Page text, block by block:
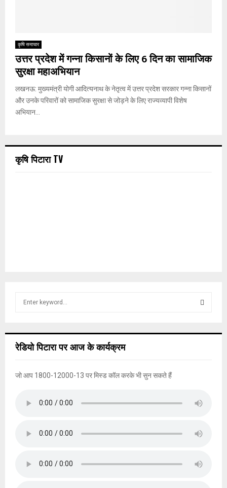
कृषि समाचार
उत्तर प्रदेश में गन्ना किसानों के लिए 6 दिन का सामाजिक
सुरक्षा महाअभियान
लखनऊ: मुख्यमंत्री योगी आदित्यनाथ के नेतृत्व में उत्तर प्रदेश सरकार गन्ना किसानों
और उनके परिवारों को सामाजिक सुरक्षा से जोड़ने के लिए राज्यव्यापी विशेष
अभियान...
कृषि पिटारा TV
h
o
C
रेडियो पिटारा पर आज के कार्यक्रम
जो आप 1800-12000-13 पर मिस्ड कॉल करके भी सुन सकते हैं